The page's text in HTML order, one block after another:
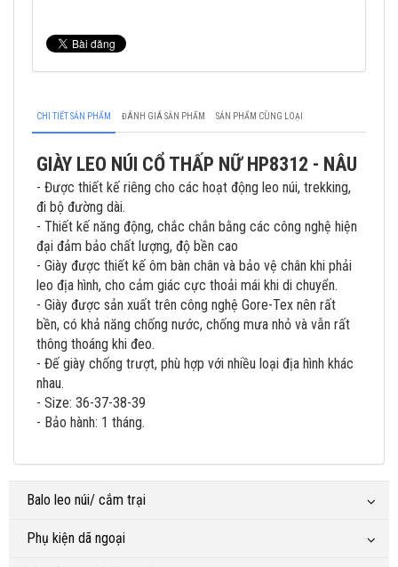
CHI TIẾT SẢN PHẨM ĐÁNH GIÁ SẢN PHẨM SẢN PHẨM CÙNG LOẠI
GIÀY LEO NÚI CỔ THẤP NỮ HP8312 - NÂU
- Được thiết kế riêng cho các hoạt động leo núi, trekking,
đi bộ đường dài.
- Thiết kế năng động, chắc chắn bằng các công nghệ hiện
đại đảm bảo chất lượng, độ bền cao
- Giày được thiết kế ôm bàn chân và bảo vệ chân khi phải
leo địa hình, cho cảm giác cực thoải mái khi di chuyển.
- Giày được sản xuất trên công nghệ Gore-Tex nên rất
bền, có khả năng chống nước, chống mưa nhỏ và vẫn rất
thông thoáng khi đeo.
- Đế giày chống trượt, phù hợp với nhiều loại địa hình khác
nhau.
- Size: 36-37-38-39
- Bảo hành: 1 tháng.
Balo leo núi/ cắm trại
Phụ kiện dã ngoại